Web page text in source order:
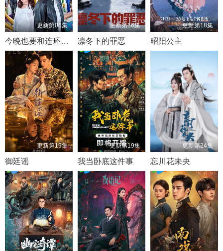
更新第06集
今晚也要和连环杀手约会
更新第16集
凛冬下的罪恶
更新第18集
昭阳公主
更新第19集
御廷谣
更新第19集
我当卧底这件事
更新第24集
忘川花未央